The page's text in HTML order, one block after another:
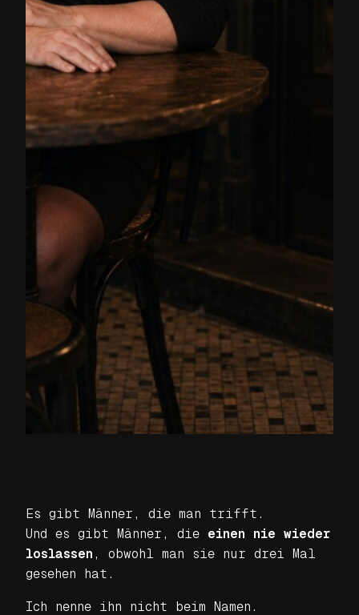
Es gibt Männer, die man trifft.
Und es gibt Männer, die einen nie wieder
loslassen , obwohl man sie nur drei Mal
gesehen hat.
Ich nenne ihn nicht beim Namen.